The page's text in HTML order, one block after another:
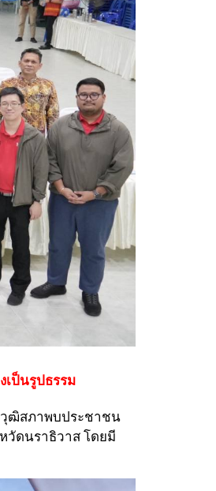
ป็นรูปธรรม
วุฒิสภาพบประชาชน
วัดนราธิวาส โดยมี